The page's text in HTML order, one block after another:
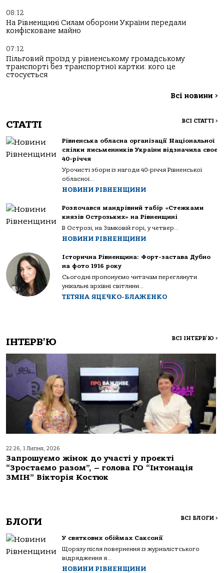
08:12
На Рівненщині Силам оборони України передали
конфісковане майно
07:12
Пільговий проїзд у рівненському громадському
транспорті без транспортної картки: кого це
стосується
Всі новини >
СТАТТІ ВСІ СТАТТІ >
Рівненська обласна організації Національної
спілки письменників України відзначила своє
40-річчя
Урочисті збори із нагоди 40-річчя Рівненської
обласної...
НОВИНИ РІВНЕНЩИНИ
Розпочався мандрівний табір «Стежками
князів Острозьких» на Рівненщині
В Острозі, на Замковій горі, у четвер...
НОВИНИ РІВНЕНЩИНИ
Історична Рівненщина: Форт-застава Дубно
на фото 1916 року
Сьогодні пропонуємо читачам переглянути
унікальні архівні світлини...
ТЕТЯНА ЯЦЕЧКО-БЛАЖЕНКО
ІНТЕРВ'Ю ВСІ ІНТЕРВ'Ю >
22:26, 1 Липня, 2026
Запрошуємо жінок до участі у проєкті
“Зростаємо разом”, – голова ГО “Інтонація
ЗМІН” Вікторія Костюк
БЛОГИ ВСІ БЛОГИ >
У святкових обіймах Саксонії
Щоразу після повернення із журналістського
відрядження я...
НОВИНИ РІВНЕНЩИНИ